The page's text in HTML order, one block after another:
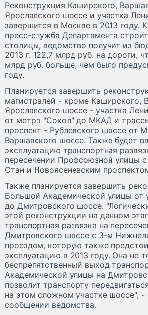
Реконструкция Каширского,
Ярославского шоссе и участка
завершится в Москве в 2013 году.
пресс-служба Департамента
столицы, ведомство получит из
2013 г. 122,7 млрд руб. на дороги,
млрд руб. больше, чем было
году.
Планируется завершить
магистралей - кроме Каширского,
Ярославского шоссе - участка
от метро "Сокол" до МКАД и
проспект - Рублевского шоссе от
Варшавского шоссе. Также будет
эксплуатацию транспортная
пересечении Профсоюзной улицы
Стан и Новоясеневским
Также планируется завершить
Большой Академической улицы от
до Дмитровского шоссе.
этой реконструкции на данном
транспортная развязка на
Дмитровского шоссе с 3-м
проездом, которую также
эксплуатацию в 2013 году. Она не
беспрепятственный выход
Академической улицы на
позволит транспорту
на этом сложном участке шоссе", -
сообщении ведомства.